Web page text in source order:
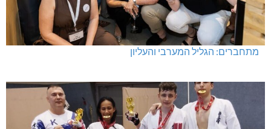
מתחברים: הגליל המערבי והעליון